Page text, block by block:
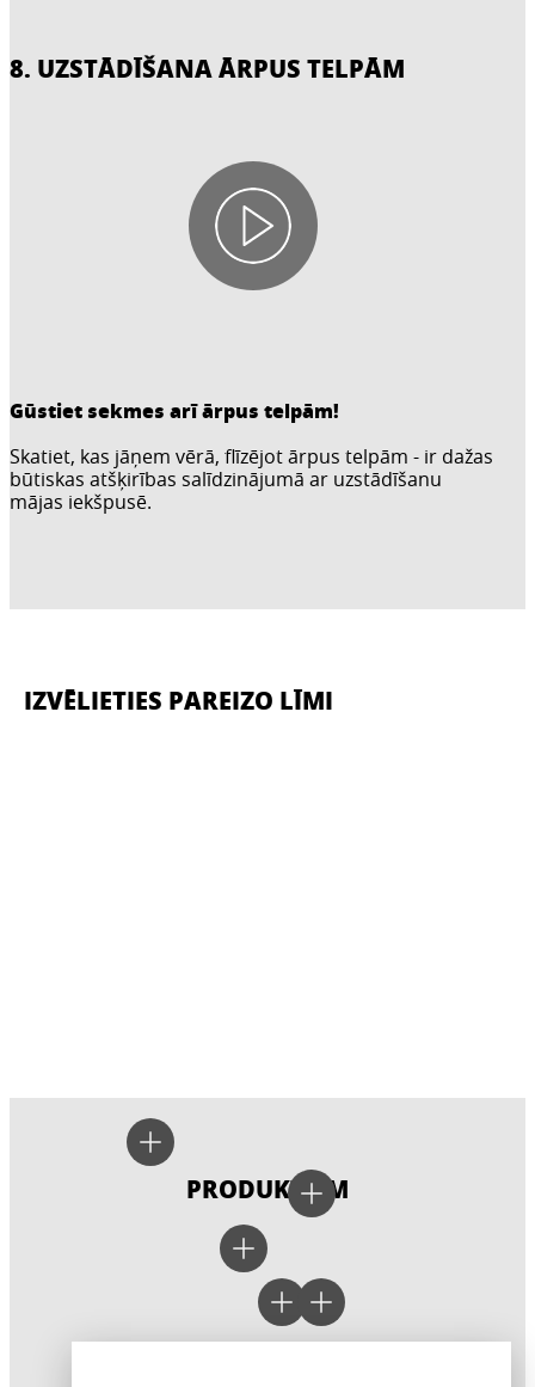
8. UZSTĀDĪŠANA ĀRPUS TELPĀM
Gūstiet sekmes arī ārpus telpām!
Skatiet, kas jāņem vērā, flīzējot ārpus telpām - ir dažas
būtiskas atšķirības salīdzinājumā ar uzstādīšanu
mājas iekšpusē.
IZVĒLIETIES PAREIZO LĪMI
PRODUKTIEM